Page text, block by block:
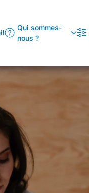
Qui sommes-
nous ?